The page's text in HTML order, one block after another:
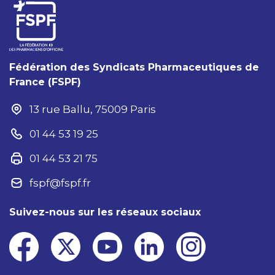
Fédération des Syndicats Pharmaceutiques de
France (FSPF)
13 rue Ballu, 75009 Paris
01 44 53 19 25
01 44 53 21 75
fspf@fspf.fr
Suivez-nous sur les réseaux sociaux